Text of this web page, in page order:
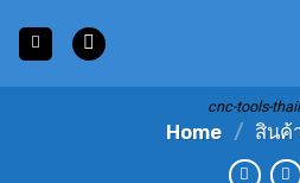
content
cnc-tools-
Home / สินค้